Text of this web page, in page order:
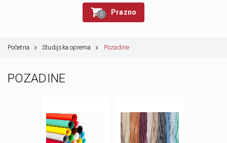
0 Prazno
Početna Studijska oprema Pozadine
POZADINE